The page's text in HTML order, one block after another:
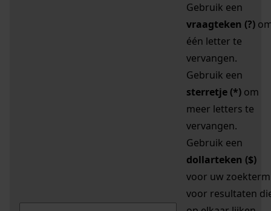
Gebruik een
vraagteken (?)
één letter te
vervangen.
Gebruik een
sterretje (*) om
meer letters te
vervangen.
Gebruik een
dollarteken ($)
voor uw zoekterm
voor resultaten